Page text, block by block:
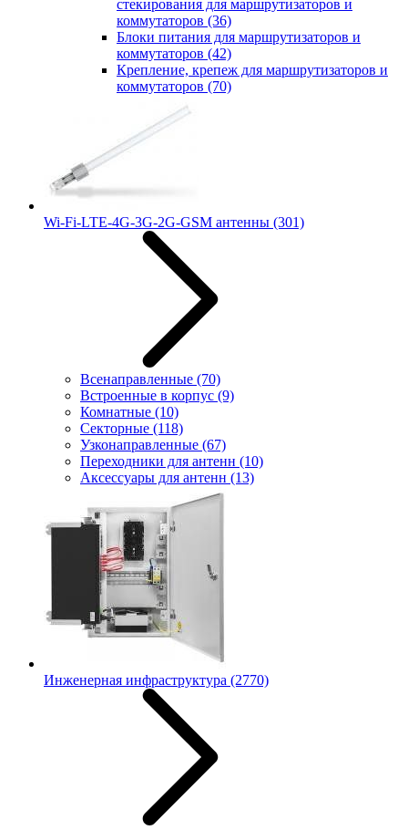
стекирования для маршрутизаторов и
коммутаторов (36)
Блоки питания для маршрутизаторов и
коммутаторов (42)
Крепление, крепеж для маршрутизаторов и
коммутаторов (70)
Wi-Fi-LTE-4G-3G-2G-GSM антенны (301)
Всенаправленные (70)
Встроенные в корпус (9)
Комнатные (10)
Секторные (118)
Узконаправленные (67)
Переходники для антенн (10)
Аксессуары для антенн (13)
Инженерная инфраструктура (2770)